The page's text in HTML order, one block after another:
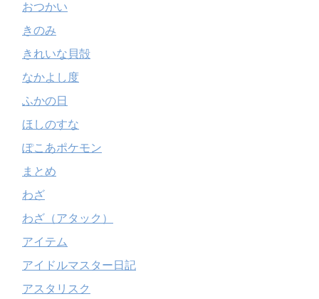
おつかい
きのみ
きれいな貝殻
なかよし度
ふかの日
ほしのすな
ぽこあポケモン
まとめ
わざ
わざ（アタック）
アイテム
アイドルマスター日記
アスタリスク